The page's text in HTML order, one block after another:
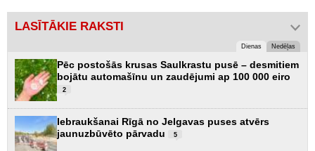
LASĪTĀKIE RAKSTI
Dienas Nedēļas
Pēc postošās krusas Saulkrastu pusē – desmitiem
bojātu automašīnu un zaudējumi ap 100 000 eiro
2
Iebraukšanai Rīgā no Jelgavas puses atvērs
jaunuzbūvēto pārvadu
5